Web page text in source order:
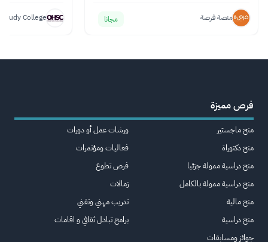
منصة فرصة مجانا College
فرص مميزة
منح ماجستير
منح دكتوراة
منح دراسية ممولة جزئيا
منح دراسية ممولة بالكامل
منح مالية
منح دراسية
جوائز ومسابقات
ورشات عمل أو دورات
فعاليات ومؤتمرات
فرص تطوع
زمالات
تدريب مهني وتقني
برامج تبادل ثقافي و اقامات